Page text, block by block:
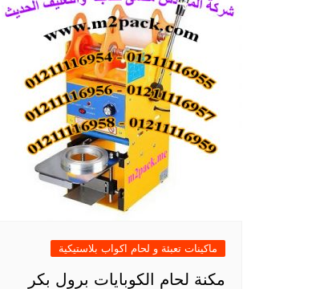
ماكينات تعبئة و لحام اكواب بلاستيكية
مكنة لحام الكوبايات برول بكر